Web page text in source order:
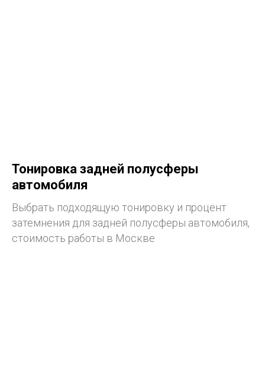
Тонировка задней полусферы
автомобиля
Выбрать подходящую тонировку и процент
затемнения для задней полусферы автомобиля,
стоимость работы в Москве